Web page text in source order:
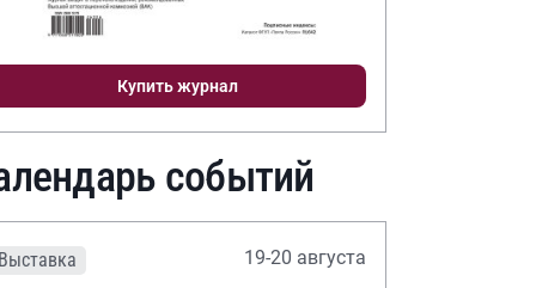
Купить журнал
событий
Выставка 19-20 августа